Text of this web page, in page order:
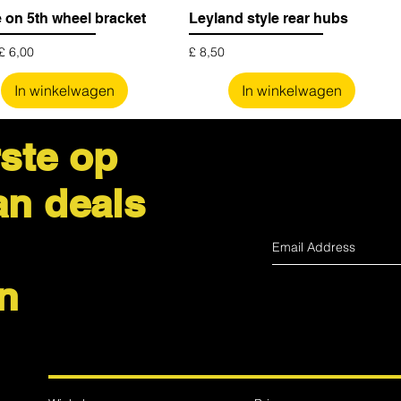
on 5th wheel bracket
6,00
In winkelwagen
Leyland style rear hubs
Prijs
£ 8,50
In winkelwagen
op
deals